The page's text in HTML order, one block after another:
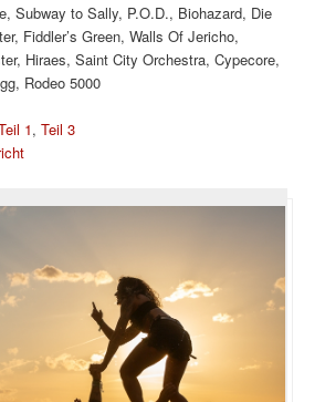
Subway to Sally, P.O.D., Biohazard, Die
Fiddler’s Green, Walls Of Jericho,
Hiraes, Saint City Orchestra, Cypecore,
Rodeo 5000
1,Teil 3